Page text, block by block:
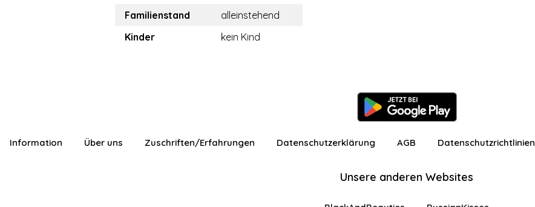
Familienstand
alleinstehend
Kinder
kein Kind
Information Über uns Zuschriften/Erfahrungen Datenschutzerklärung AGB Datenschutzrichtlinien
Unsere anderen Websites